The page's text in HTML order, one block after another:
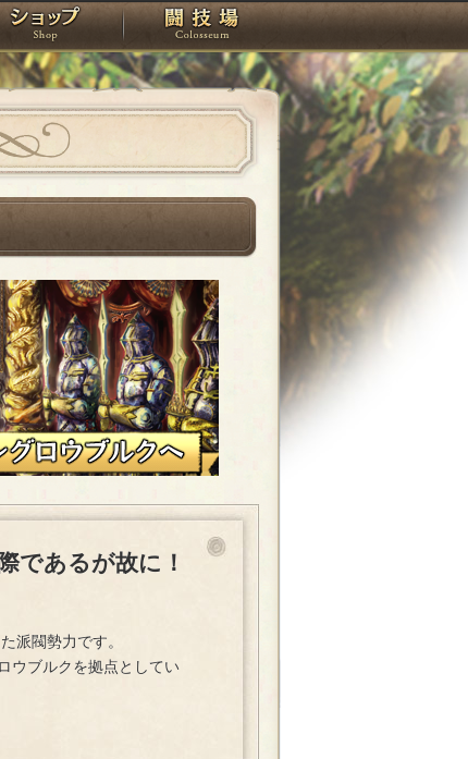
オ ショップ 闘技場
であるが故に！
派閥勢力です。
ウブルクを拠点としてい